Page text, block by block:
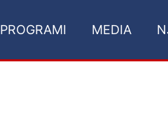
PROGRAMI MEDIA